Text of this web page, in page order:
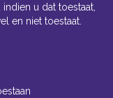
u dat toestaat,
en niet toestaat.